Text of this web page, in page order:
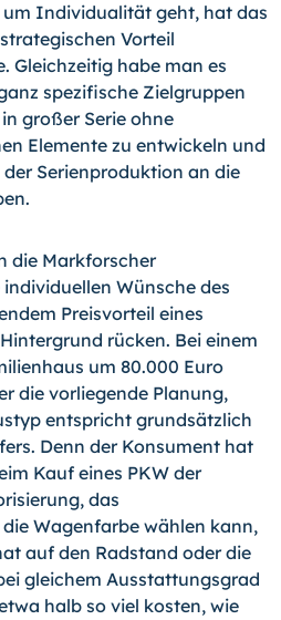
um Individualität geht, hat das
Vorteil
Gleichzeitig habe man es
spezifische Zielgruppen
großer Serie ohne
Elemente zu entwickeln und
Serienproduktion an die
die Markforscher
Wünsche des
Preisvorteil eines
rücken. Bei einem
um 80.000 Euro
die vorliegende Planung,
entspricht grundsätzlich
Denn der Konsument hat
Kauf eines PKW der
das
Wagenfarbe wählen kann,
auf den Radstand oder die
gleichem Ausstattungsgrad
halb so viel kosten, wie